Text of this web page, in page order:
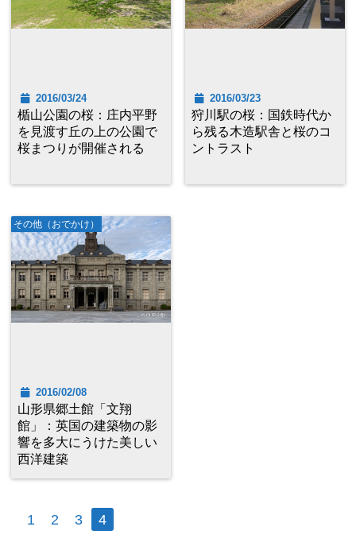
2016/03/24
楯山公園の桜：庄内平野
を見渡す丘の上の公園で
桜まつりが開催される
2016/03/23
狩川駅の桜：国鉄時代か
ら残る木造駅舎と桜のコ
ントラスト
その他（おでかけ）
2016/02/08
山形県郷土館「文翔
館」：英国の建築物の影
響を多大にうけた美しい
西洋建築
1 2 3 4